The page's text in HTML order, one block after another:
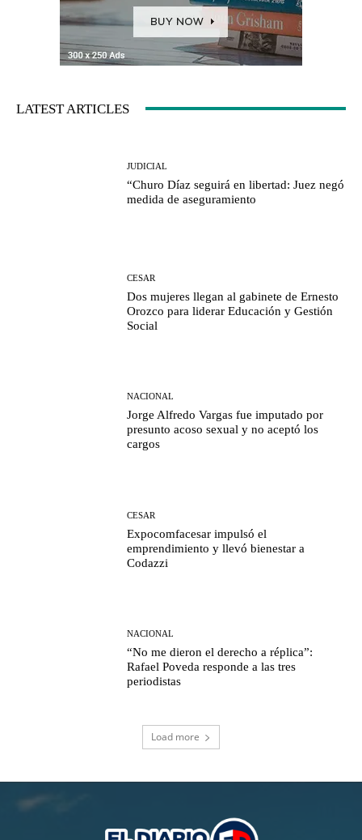
LATEST ARTICLES
JUDICIAL
“Churo Díaz seguirá en libertad: Juez negó
medida de aseguramiento
CESAR
Dos mujeres llegan al gabinete de Ernesto
Orozco para liderar Educación y Gestión
Social
NACIONAL
Jorge Alfredo Vargas fue imputado por
presunto acoso sexual y no aceptó los
cargos
CESAR
Expocomfacesar impulsó el
emprendimiento y llevó bienestar a
Codazzi
NACIONAL
“No me dieron el derecho a réplica”:
Rafael Poveda responde a las tres
periodistas
Load more